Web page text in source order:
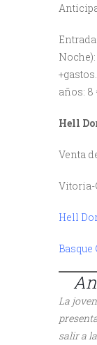
años: 8
Hell
Venta
Vitoria-
Hell
La
salir a